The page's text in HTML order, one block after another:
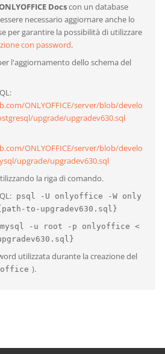
Docscon un database
necessario aggiornare anche lo
per garantire la possibilità di utilizzare
con password.
l'aggiornamento dello schema del
ONLYOFFICE/server/blob/develo
upgrade/upgradev630.sql
ONLYOFFICE/server/blob/develo
upgrade/upgradev630.sql
la riga di comando.
psql -U onlyoffice -W only
to-upgradev630.sql}
mysql -u root -p onlyoffice <
utilizzata durante la creazione del
).